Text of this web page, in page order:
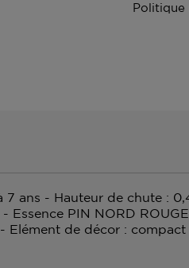
Politique
7 ans - Hauteur de chute :
Essence PIN NORD
de décor :